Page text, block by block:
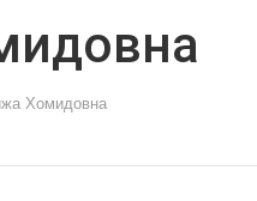
Хомидовна